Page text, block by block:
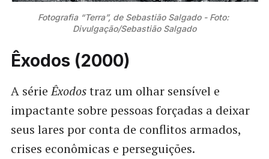
Fotografia “Terra”, de Sebastião Salgado - Foto:
Divulgação/Sebastião Salgado
Êxodos (2000)
A sérieÊxodostraz um olhar sensível e
impactante sobre pessoas forçadas a deixar
seus lares por conta de conflitos armados,
crises econômicas e perseguições.